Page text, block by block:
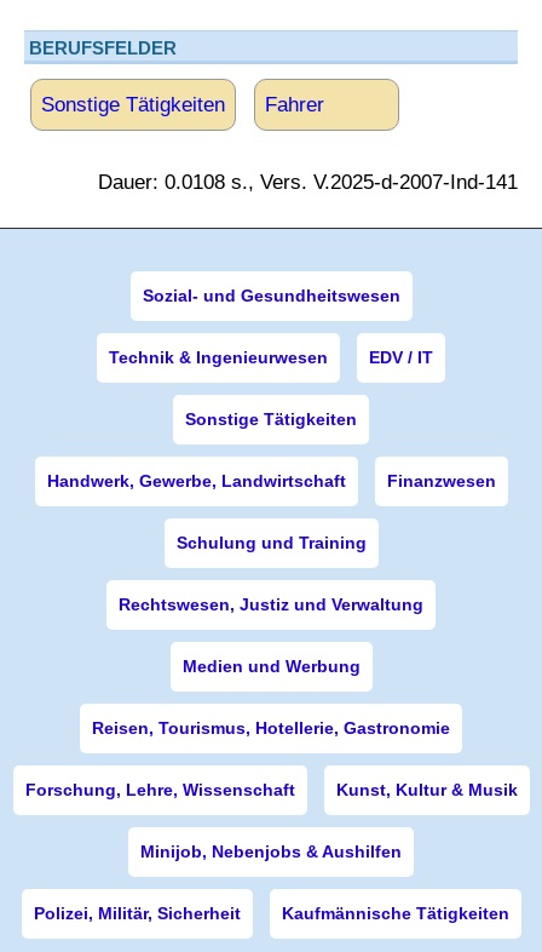
BERUFSFELDER
Sonstige Tätigkeiten Fahrer
Dauer: 0.0108 s., Vers. V.2025-d-2007-Ind-141
Sozial- und Gesundheitswesen
Technik & Ingenieurwesen EDV / IT
Sonstige Tätigkeiten
Handwerk, Gewerbe, Landwirtschaft Finanzwesen
Schulung und Training
Rechtswesen, Justiz und Verwaltung
Medien und Werbung
Reisen, Tourismus, Hotellerie, Gastronomie
Forschung, Lehre, Wissenschaft Kunst, Kultur & Musik
Minijob, Nebenjobs & Aushilfen
Polizei, Militär, Sicherheit Kaufmännische Tätigkeiten